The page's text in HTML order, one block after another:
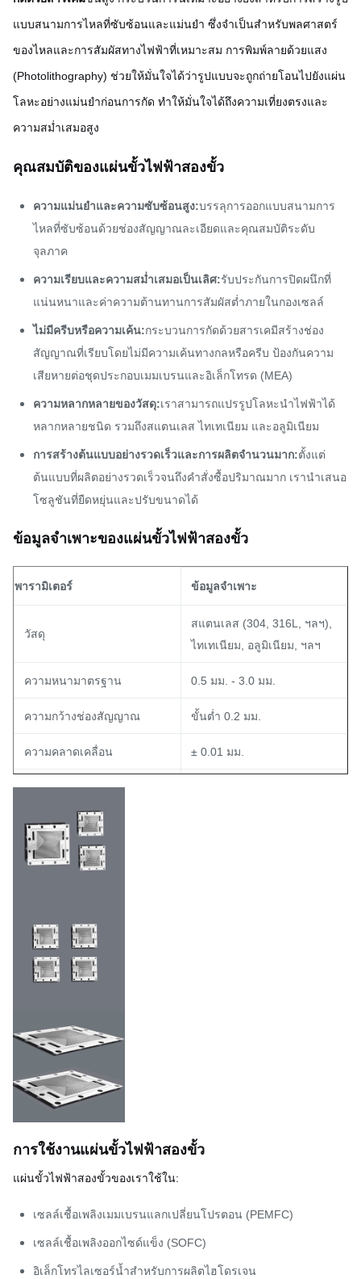
แบบสนามการไหลที่ซับซ้อนและแม่นยำ ซึ่งจำเป็นสำหรับพลศาสตร์
ของไหลและการสัมผัสทางไฟฟ้าที่เหมาะสม การพิมพ์ลายด้วยแสง
(Photolithography) ช่วยให้มั่นใจได้ว่ารูปแบบจะถูกถ่ายโอนไปยังแผ่น
โลหะอย่างแม่นยำก่อนการกัด ทำให้มั่นใจได้ถึงความเที่ยงตรงและ
ความสม่ำเสมอสูง
คุณสมบัติของแผ่นขั้วไฟฟ้าสองขั้ว
ความแม่นยำและความซับซ้อนสูง:บรรลุการออกแบบสนามการ
ไหลที่ซับซ้อนด้วยช่องสัญญาณละเอียดและคุณสมบัติระดับ
จุลภาค
ความเรียบและความสม่ำเสมอเป็นเลิศ:รับประกันการปิดผนึกที่
แน่นหนาและค่าความต้านทานการสัมผัสต่ำภายในกองเซลล์
ไม่มีครีบหรือความเค้น:กระบวนการกัดด้วยสารเคมีสร้างช่อง
สัญญาณที่เรียบโดยไม่มีความเค้นทางกลหรือครีบ ป้องกันความ
เสียหายต่อชุดประกอบเมมเบรนและอิเล็กโทรด (MEA)
ความหลากหลายของวัสดุ:เราสามารถแปรรูปโลหะนำไฟฟ้าได้
หลากหลายชนิด รวมถึงสแตนเลส ไทเทเนียม และอลูมิเนียม
การสร้างต้นแบบอย่างรวดเร็วและการผลิตจำนวนมาก:ตั้งแต่
ต้นแบบที่ผลิตอย่างรวดเร็วจนถึงคำสั่งซื้อปริมาณมาก เรานำเสนอ
โซลูชันที่ยืดหยุ่นและปรับขนาดได้
ข้อมูลจำเพาะของแผ่นขั้วไฟฟ้าสองขั้ว
พารามิเตอร์ ข้อมูลจำเพาะ
วัสดุ
สแตนเลส (304, 316L, ฯลฯ),
ไทเทเนียม, อลูมิเนียม, ฯลฯ
ความหนามาตรฐาน 0.5 มม. - 3.0 มม.
ความกว้างช่องสัญญาณ ขั้นต่ำ 0.2 มม.
ความคลาดเคลื่อน ± 0.01 มม.
ความเรียบพื้นผิว
การชุบ/เคลือบ
การใช้งานแผ่นขั้วไฟฟ้าสองขั้ว
แผ่นขั้วไฟฟ้าสองขั้วของเราใช้ใน:
เซลล์เชื้อเพลิงเมมเบรนแลกเปลี่ยนโปรตอน (PEMFC)
เซลล์เชื้อเพลิงออกไซด์แข็ง (SOFC)
อิเล็กโทรไลเซอร์น้ำสำหรับการผลิตไฮโดรเจน